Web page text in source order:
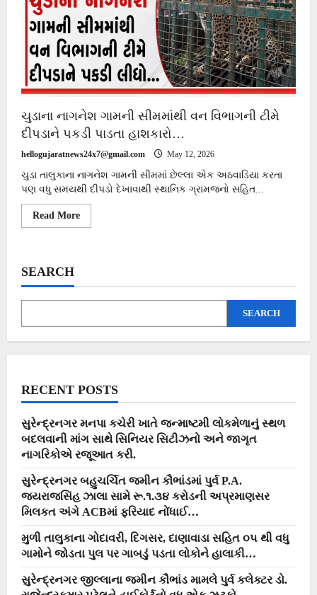
ચુડાના નાગનેશ ગામની સીમમાંથી વન વિભાગની ટીમે
દીપડાને પકડી પાડતા હાશકારો…
hellogujaratnews24x7@gmail.com May 12, 2026
ચુડા તાલુકાના નાગનેશ ગામની સીમમાં છેલ્લા એક અઠવાડિયા કરતા
પણ વધુ સમયથી દીપડો દેખાવાથી સ્થાનિક ગ્રામજનો સહિત...
Read MoreRead
વન
ટીમે
હાશકારો…
SEARCH
SEARCH
RECENT POSTS
સુરેન્દ્રનગર મનપા કચેરી ખાતે જન્માષ્ટમી લોકમેળાનું સ્થળ
બદલવાની માંગ સાથે સિનિયર સિટીઝનો અને જાગૃત
નાગરિકોએ રજૂઆત કરી.
સુરેન્દ્રનગર બહુચર્ચિત જમીન કૌભાંડમાં પુર્વ P.A.
જયરાજસિંહ ઝાલા સામે રૂ.૧.૩૪ કરોડની અપ્રમાણસર
મિલકત અંગે ACBમાં ફરિયાદ નોંધાઈ…
મુળી તાલુકાના ગોદાવરી, દિગસર, દાણાવાડા સહિત ૦૫ થી વધુ
ગામોને જોડતા પુલ પર ગાબડું પડતા લોકોને હાલાકી…
સુરેન્દ્રનગર જીલ્લાના જમીન કૌભાંડ મામલે પુર્વ કલેક્ટર ડો.